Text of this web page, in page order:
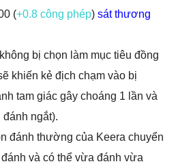
(+0.8 công phép) sát thương
bị chọn làm mục tiêu đồng
khiến kẻ địch chạm vào bị
tam giác gây choáng 1 lần và
ngắt).
đánh thường của Keera chuyển
và có thể vừa đánh vừa